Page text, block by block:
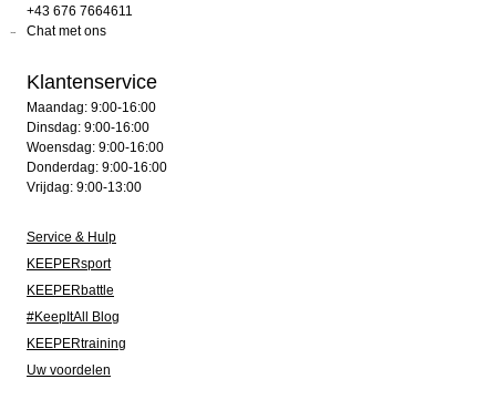
+43 676 7664611
Chat met ons
Klantenservice
Maandag: 9:00-16:00
Dinsdag: 9:00-16:00
Woensdag: 9:00-16:00
Donderdag: 9:00-16:00
Vrijdag: 9:00-13:00
Service & Hulp
KEEPERsport
KEEPERbattle
#KeepItAll Blog
KEEPERtraining
Uw voordelen